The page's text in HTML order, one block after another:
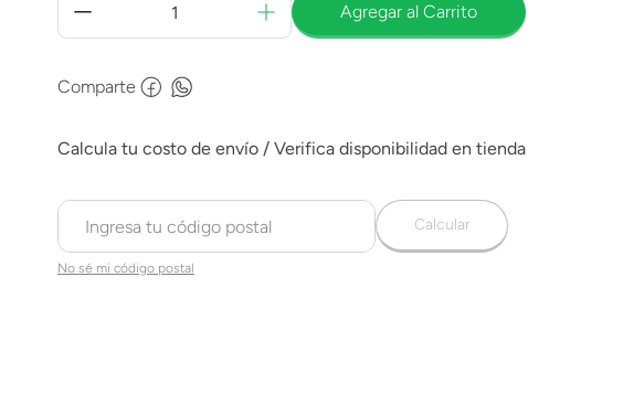
Agregar al Carrito
Comparte
No sé mi código postal
Calcular